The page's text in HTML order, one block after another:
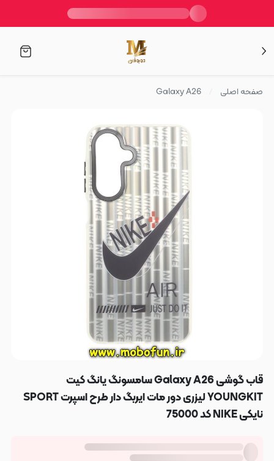
صفحه اصلی Galaxy A26
قاب گوشی Galaxy A26 سامسونگ یانگ کیت
YOUNGKIT لیزری دور مات ایربگ دار طرح اسپرت SPORT
نایکی NIKE کد 75000